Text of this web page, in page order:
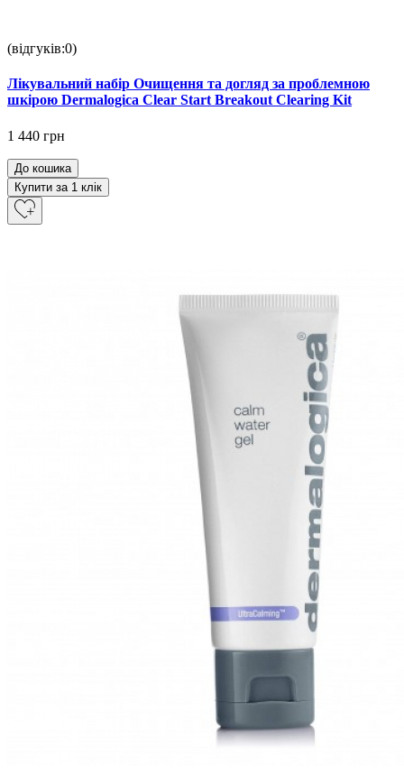
(відгуків:0)
Лікувальний набір Очищення та догляд за проблемною
шкірою Dermalogica Clear Start Breakout Clearing Kit
1 440 грн
До кошика
Купити за 1 клiк